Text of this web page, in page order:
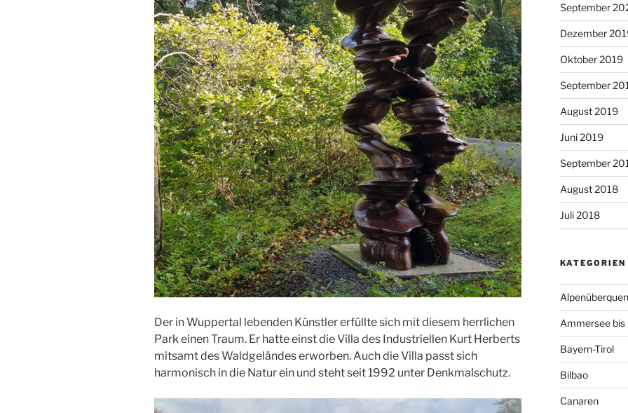
Der in Wuppertal lebenden Künstler erfüllte sich mit diesem herrlichen
Park einen Traum. Er hatte einst die Villa des Industriellen Kurt Herberts
mitsamt des Waldgeländes erworben. Auch die Villa passt sich
harmonisch in die Natur ein und steht seit 1992 unter Denkmalschutz.
September
Dezember
Oktober 2019
September
August 2019
Juni 2019
September
August 2018
Juli 2018
KATEGORIEN
Ammersee bis
Bayern-Tirol
Bilbao
Canaren